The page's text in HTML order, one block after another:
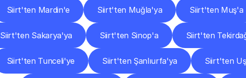
Siirt'ten Mardin'e Siirt'ten Muğla'ya Siirt'ten Muş'a
Siirt'ten Sakarya'ya Siirt'ten Sinop'a Siirt'ten
Siirt'ten Tunceli'ye Siirt'ten Şanlıurfa'ya Siirt'ten